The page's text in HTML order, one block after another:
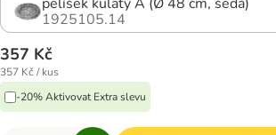
1925105.14
357 Kč
357 Kč / kus
-20% Aktivovat Extra slevu